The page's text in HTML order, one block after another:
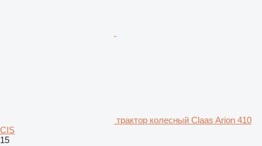
трактор колесный Claas Arion 410
CIS
15